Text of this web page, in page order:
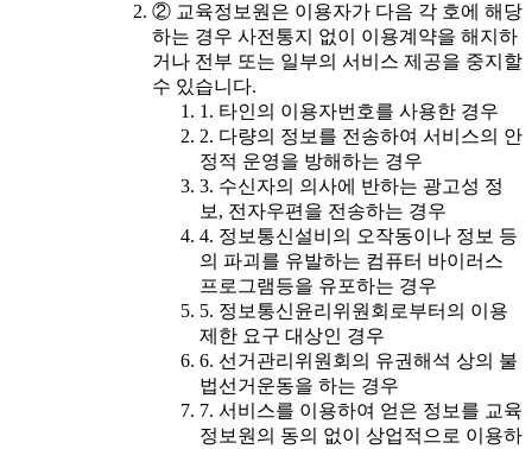
② 교육정보원은 이용자가 다음 각 호에 해당
하는 경우 사전통지 없이 이용계약을 해지하
거나 전부 또는 일부의 서비스 제공을 중지할
수 있습니다.
1. 타인의 이용자번호를 사용한 경우
2. 다량의 정보를 전송하여 서비스의 안
정적 운영을 방해하는 경우
3. 수신자의 의사에 반하는 광고성 정
보, 전자우편을 전송하는 경우
4. 정보통신설비의 오작동이나 정보 등
의 파괴를 유발하는 컴퓨터 바이러스
프로그램등을 유포하는 경우
5. 정보통신윤리위원회로부터의 이용
제한 요구 대상인 경우
6. 선거관리위원회의 유권해석 상의 불
법선거운동을 하는 경우
7. 서비스를 이용하여 얻은 정보를 교육
정보원의 동의 없이 상업적으로 이용하